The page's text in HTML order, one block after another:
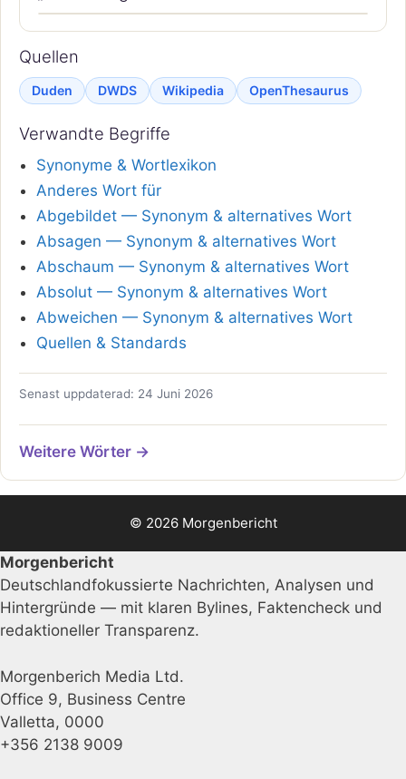
Quellen
Duden DWDS Wikipedia OpenThesaurus
Verwandte Begriffe
Synonyme & Wortlexikon
Anderes Wort für
Abgebildet — Synonym & alternatives Wort
Absagen — Synonym & alternatives Wort
Abschaum — Synonym & alternatives Wort
Absolut — Synonym & alternatives Wort
Abweichen — Synonym & alternatives Wort
Quellen & Standards
Senast uppdaterad: 24 Juni 2026
Weitere Wörter →
© 2026 Morgenbericht
Morgenbericht
Deutschlandfokussierte Nachrichten, Analysen und
Hintergründe — mit klaren Bylines, Faktencheck und
redaktioneller Transparenz.
Morgenberich Media Ltd.
Office 9, Business Centre
Valletta, 0000
+356 2138 9009